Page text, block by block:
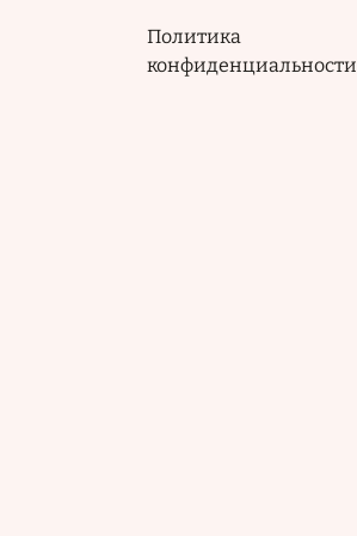
Политика
конфиденциальности